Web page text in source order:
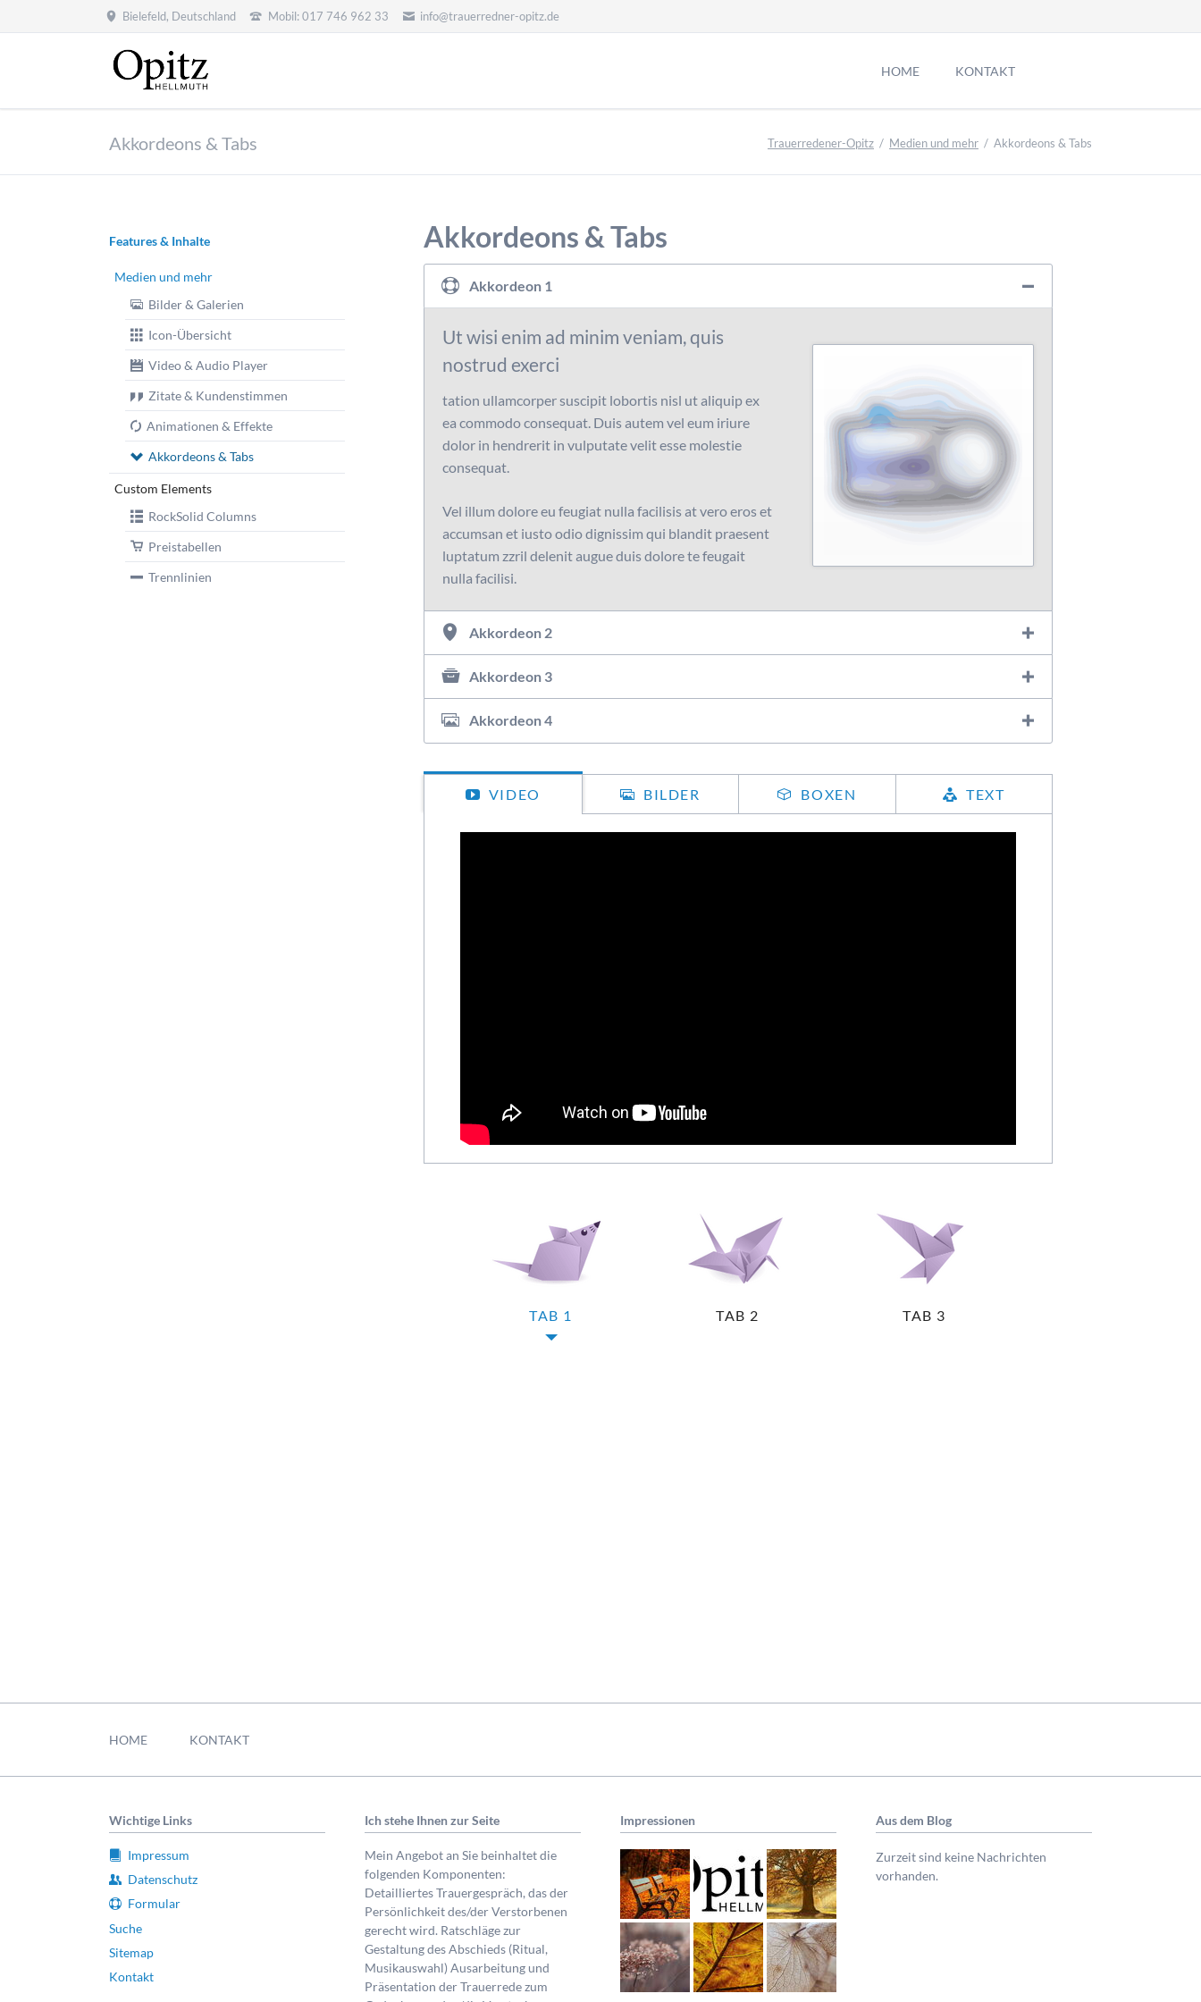
Bielefeld, Deutschland Mobil: 017 746 962 33 info@trauerredner-opitz.de
HOME KONTAKT
Impressum
Datenschutz
Sitemap
Akkordeons & Tabs Trauerredener-Opitz Medien und mehr Akkordeons & Tabs
Akkordeons & Tabs
Akkordeon 1
Ut wisi enim ad minim veniam, quis
nostrud exerci
tation ullamcorper suscipit lobortis nisl ut aliquip ex
ea commodo consequat. Duis autem vel eum iriure
dolor in hendrerit in vulputate velit esse molestie
consequat.
Vel illum dolore eu feugiat nulla facilisis at vero eros et
accumsan et iusto odio dignissim qui blandit praesent
luptatum zzril delenit augue duis dolore te feugait
nulla facilisi.
Akkordeon 2
Akkordeon 3
Akkordeon 4
VIDEO BILDER BOXEN TEXT
TAB 1 TAB 2 TAB 3
Navigation
Features & Inhalte
Medien und mehr
Bilder & Galerien
Icon-Übersicht
Video & Audio Player
Zitate & Kundenstimmen
Animationen & Effekte
Akkordeons & Tabs
Custom Elements
RockSolid Columns
Preistabellen
Trennlinien
HOME KONTAKT
Wichtige Links
Impressum
Datenschutz
Formular
Suche
Sitemap
Kontakt
Ich stehe Ihnen zur Seite
Mein Angebot an Sie beinhaltet die
folgenden Komponenten:
Detailliertes Trauergespräch, das der
Persönlichkeit des/der Verstorbenen
gerecht wird. Ratschläge zur
Gestaltung des Abschieds (Ritual,
Musikauswahl) Ausarbeitung und
Präsentation der Trauerrede zum
Impressionen Aus dem Blog
Zurzeit sind keine Nachrichten
vorhanden.